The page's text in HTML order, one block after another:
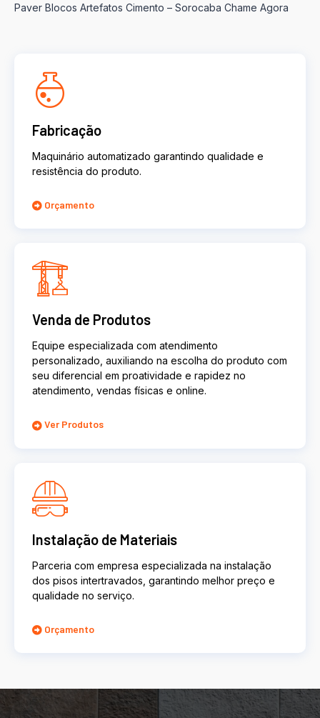
Paver Blocos Artefatos Cimento – Sorocaba Chame Agora
Fabricação
Maquinário automatizado garantindo qualidade e
resistência do produto.
Orçamento
Venda de Produtos
Equipe especializada com atendimento
personalizado, auxiliando na escolha do produto com
seu diferencial em proatividade e rapidez no
atendimento, vendas físicas e online.
Ver Produtos
Instalação de Materiais
Parceria com empresa especializada na instalação
dos pisos intertravados, garantindo melhor preço e
qualidade no serviço.
Orçamento